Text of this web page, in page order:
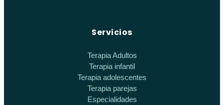
Servicios
Terapia Adultos
Terapia infantil
Terapia adolescentes
Terapia parejas
Especialidades